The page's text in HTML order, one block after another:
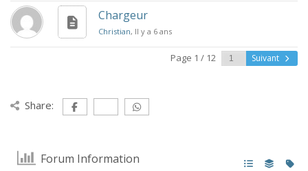
Chargeur
Christian, Il y a 6 ans
Page 1 / 12 Suivant
Share:
Forum Information